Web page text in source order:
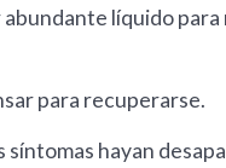
líquido
para recuperarse.
síntomas hayan